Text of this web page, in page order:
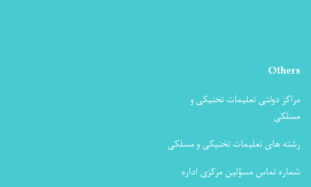
Others
مراکز دولتی تعلیمات تخنیکی و
مسلکی
رشته های تعلیمات تخنیکی و مسلکی
شماره تماس مسؤلین مرکزی اداره